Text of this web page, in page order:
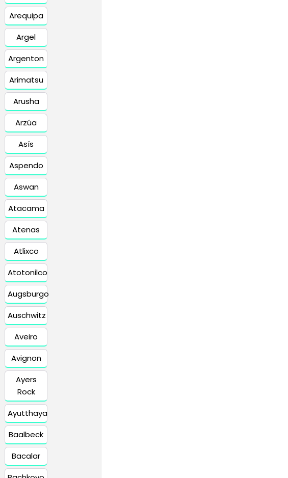
Arequipa
Argel
Argenton
Arimatsu
Arusha
Arzúa
Asís
Aspendo
Aswan
Atacama
Atenas
Atlixco
Atotonilco
Augsburgo
Auschwitz
Aveiro
Avignon
Ayers
Rock
Ayutthaya
Baalbeck
Bacalar